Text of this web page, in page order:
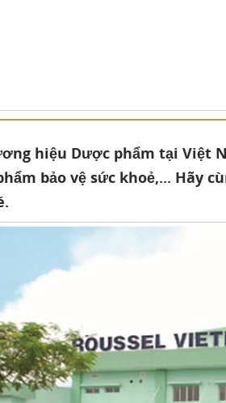
hiệu Dược phẩm tại Việt
bảo vệ sức khoẻ,... Hãy